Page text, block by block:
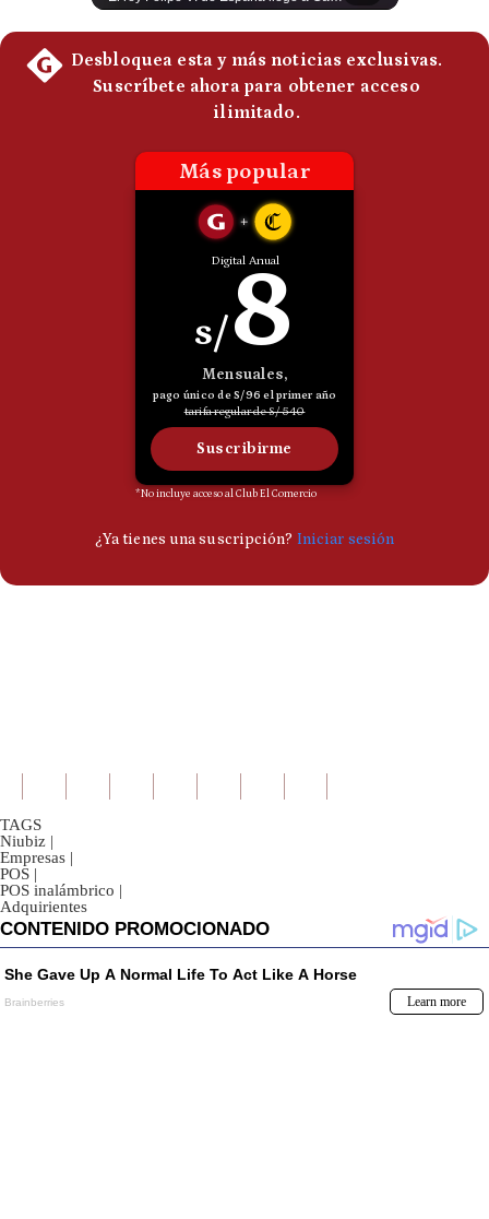
TAGS
Niubiz |
Empresas |
POS |
POS inalámbrico |
Adquirientes